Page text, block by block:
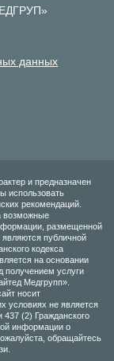
данных
и предназначен
использовать
рекомендаций.
возможные
размещенной
публичной
кодекса
на основании
получением услуги
Медгрупп».
носит
условиях не является
(2) Гражданского
информации о
обращайтесь